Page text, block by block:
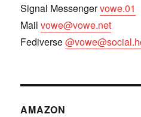
Signal Messengervowe.01
Mailvowe@vowe.net
Fediverse
AMAZON